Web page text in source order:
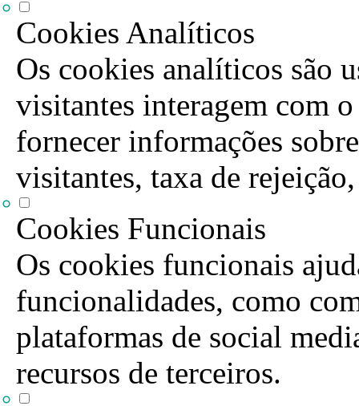
Cookies Analíticos
Os cookies analíticos são
visitantes interagem com
fornecer informações
visitantes, taxa de
Cookies Funcionais
Os cookies funcionais
funcionalidades, como
plataformas de social
recursos de terceiros.